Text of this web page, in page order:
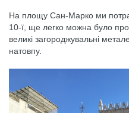
На площу Сан-Марко ми
10-ї, ще легко можна було
великі загороджувальні
натовпу.